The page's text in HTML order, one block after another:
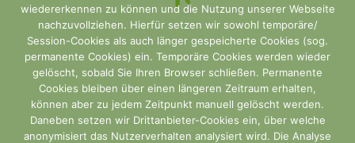
weitergeleitet. Wenn du schon PayPal Kunde
bist, kannst du dich dort mit deinen
Benutzerdaten anmelden und die Zahlung
durchführen. Du bist neu bei PayPal? Dann
kannst du dich als Gast anmelden oder ein
PayPal Konto eröffnen und dann die Zahlung
wiedererkennen zu können und die Nutzung unserer Webseite
nachzuvollziehen. Hierfür setzen wir sowohl temporäre/
Session-Cookies als auch länger gespeicherte Cookies (sog.
permanente Cookies) ein. Temporäre Cookies werden wieder
gelöscht, sobald Sie Ihren Browser schließen. Permanente
Cookies bleiben über einen längeren Zeitraum erhalten,
können aber zu jedem Zeitpunkt manuell gelöscht werden.
Daneben setzen wir Drittanbieter-Cookies ein, über welche
anonymisiert das Nutzerverhalten analysiert wird. Die Analyse